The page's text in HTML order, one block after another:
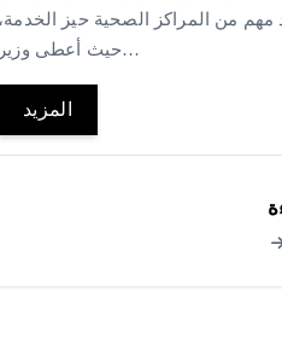
من المراكز الصحية حيز
حيث أعطى وزير…
المزيد